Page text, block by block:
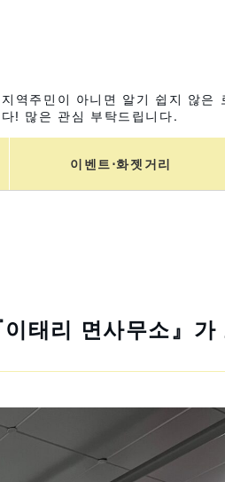
주민이 아니면 알기 쉽지 않
! 많은 관심 부탁드립니다.
이벤트⋅화젯거리
태리 면사무소』가